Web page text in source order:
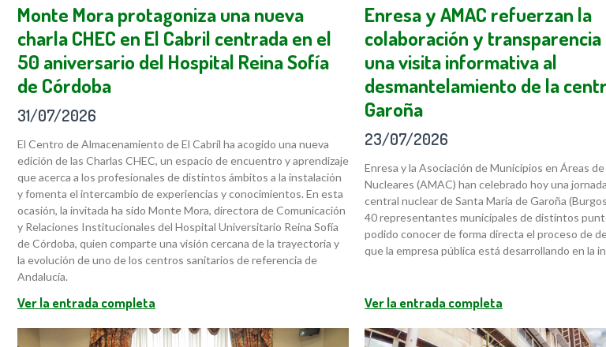
Monte Mora protagoniza una nueva
charla CHEC en El Cabril centrada en el
50 aniversario del Hospital Reina Sofía
de Córdoba
31/07/2026
El Centro de Almacenamiento de El Cabril ha acogido una nueva
edición de las Charlas CHEC, un espacio de encuentro y aprendizaje
que acerca a los profesionales de distintos ámbitos a la instalación
y fomenta el intercambio de experiencias y conocimientos. En esta
ocasión, la invitada ha sido Monte Mora, directora de Comunicación
y Relaciones Institucionales del Hospital Universitario Reina Sofía
de Córdoba, quien comparte una visión cercana de la trayectoria y
la evolución de uno de los centros sanitarios de referencia de
Andalucía.
Ver la entrada completa
Enresa y AMAC refuerzan la
colaboración y
una visita informativa al
desmantelamiento de la
Garoña
23/07/2026
Enresa y la Asociación de Municipios en Áreas
Nucleares (AMAC) han celebrado hoy una
central nuclear de Santa María de Garoña
40 representantes municipales de distintos
podido conocer de forma directa el proceso de
que la empresa pública está desarrollando en la
Ver la entrada completa